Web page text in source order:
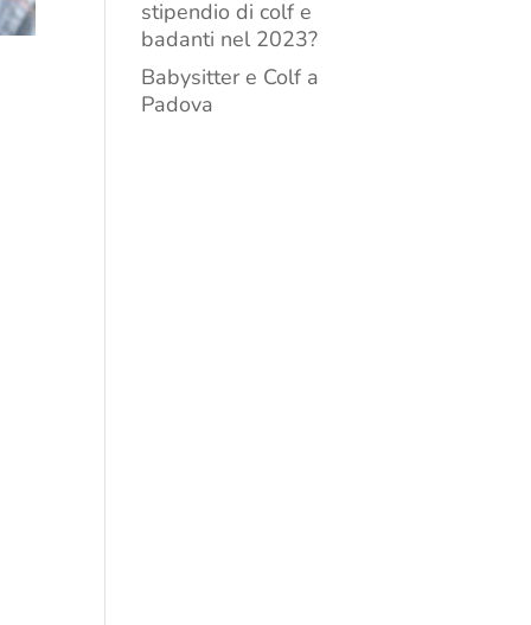
stipendio di colf e
badanti nel 2023?
Babysitter e Colf a
Padova